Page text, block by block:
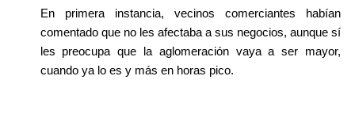
En primera instancia, vecinos comerciantes habían
comentado que no les afectaba a sus negocios, aunque sí
les preocupa que la aglomeración vaya a ser mayor,
cuando ya lo es y más en horas pico.